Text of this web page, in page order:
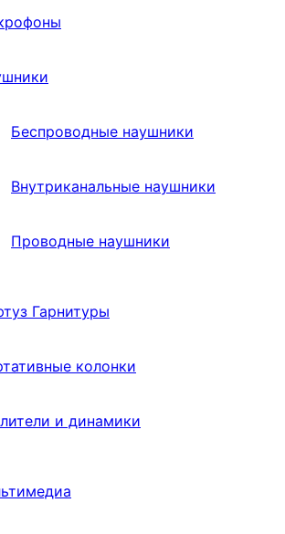
Беспроводные наушники
Внутриканальные наушники
Проводные наушники
Гарнитуры
колонки
и динамики